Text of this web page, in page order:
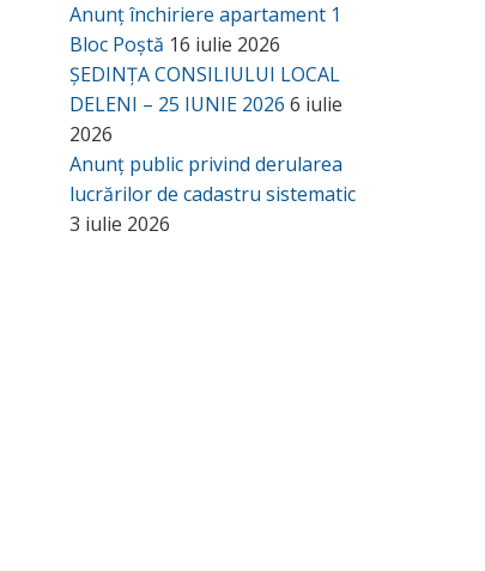
Anunț închiriere apartament 1
Bloc Poștă 16 iulie 2026
ȘEDINȚA CONSILIULUI LOCAL
DELENI – 25 IUNIE 2026 6 iulie
2026
Anunț public privind derularea
lucrărilor de cadastru sistematic
3 iulie 2026